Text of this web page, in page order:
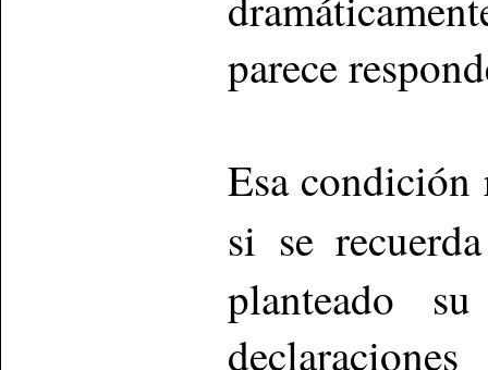
parece
Esa condición
si se
planteado